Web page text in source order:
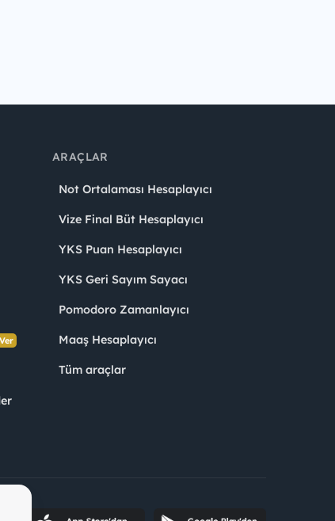
ARAÇLAR
Not Ortalaması Hesaplayıcı
Vize Final Büt Hesaplayıcı
YKS Puan Hesaplayıcı
YKS Geri Sayım Sayacı
Pomodoro Zamanlayıcı
Maaş Hesaplayıcı
Tüm araçlar